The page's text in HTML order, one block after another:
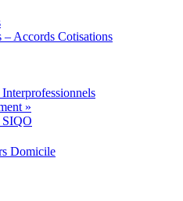
– Accords Cotisations
»
SIQO
Domicile